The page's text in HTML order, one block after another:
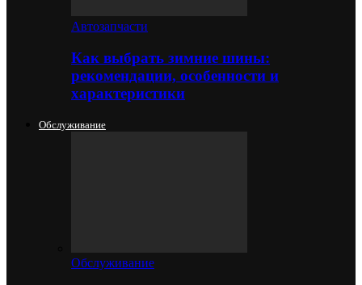
Автозапчасти
Как выбрать зимние шины:
рекомендации, особенности и
характеристики
Обслуживание
Обслуживание